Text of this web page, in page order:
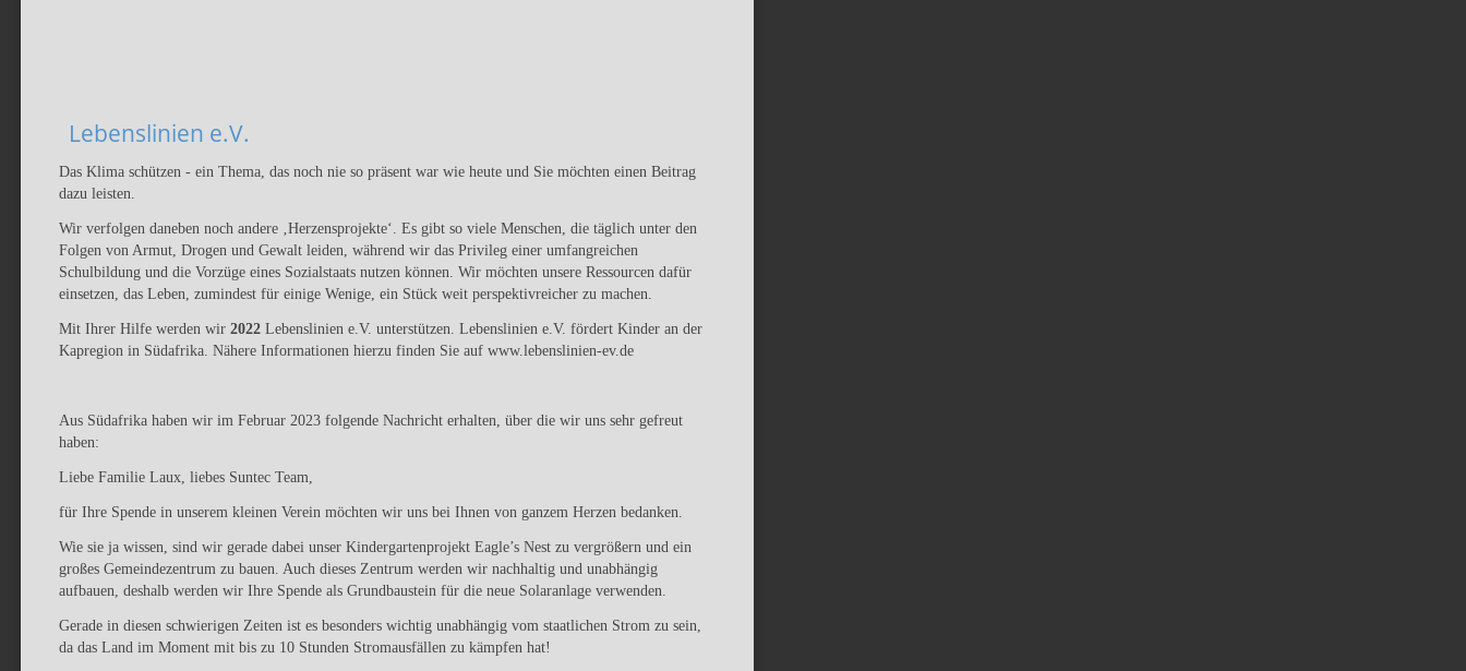
Lebenslinien e.V.
Das Klima schützen - ein Thema, das noch nie so präsent war wie heute und Sie möchten einen Beitrag
dazu leisten.
Wir verfolgen daneben noch andere ‚Herzensprojekte‘. Es gibt so viele Menschen, die täglich unter den
Folgen von Armut, Drogen und Gewalt leiden, während wir das Privileg einer umfangreichen
Schulbildung und die Vorzüge eines Sozialstaats nutzen können. Wir möchten unsere Ressourcen dafür
einsetzen, das Leben, zumindest für einige Wenige, ein Stück weit perspektivreicher zu machen.
Mit Ihrer Hilfe werden wir 2022 Lebenslinien e.V. unterstützen. Lebenslinien e.V. fördert Kinder an der
Kapregion in Südafrika. Nähere Informationen hierzu finden Sie auf www.lebenslinien-ev.de
Aus Südafrika haben wir im Februar 2023 folgende Nachricht erhalten, über die wir uns sehr gefreut
haben:
Liebe Familie Laux, liebes Suntec Team,
für Ihre Spende in unserem kleinen Verein möchten wir uns bei Ihnen von ganzem Herzen bedanken.
Wie sie ja wissen, sind wir gerade dabei unser Kindergartenprojekt Eagle’s Nest zu vergrößern und ein
großes Gemeindezentrum zu bauen. Auch dieses Zentrum werden wir nachhaltig und unabhängig
aufbauen, deshalb werden wir Ihre Spende als Grundbaustein für die neue Solaranlage verwenden.
Gerade in diesen schwierigen Zeiten ist es besonders wichtig unabhängig vom staatlichen Strom zu sein,
da das Land im Moment mit bis zu 10 Stunden Stromausfällen zu kämpfen hat!